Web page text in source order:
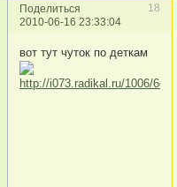
Поделиться
18
2010-06-16 23:33:04
вот тут чуток по деткам